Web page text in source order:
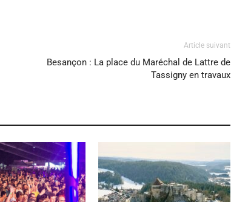
Article suivant
Besançon : La place du Maréchal de Lattre de
Tassigny en travaux